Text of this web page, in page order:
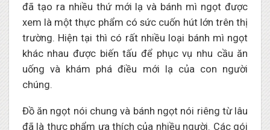
đã tạo ra nhiều thứ mới lạ và bánh mì ngọt được
xem là một thực phẩm có sức cuốn hút lớn trên thị
trường. Hiện tại thì có rất nhiều loại bánh mì ngọt
khác nhau được biến tấu để phục vụ nhu cầu ăn
uống và khám phá điều mới lạ của con người
chúng.
Đồ ăn ngọt nói chung và bánh ngọt nói riêng từ lâu
đã là thực phẩm ưa thích của nhiều người. Các gói